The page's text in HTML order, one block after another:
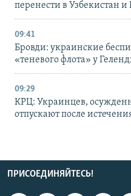
перенести в Узбекистан и
09:41
Бровди: украинские
«теневого флота» у
09:29
КРЦ: Украинцев,
отпускают после
ПРИСОЕДИНЯЙТЕСЬ!